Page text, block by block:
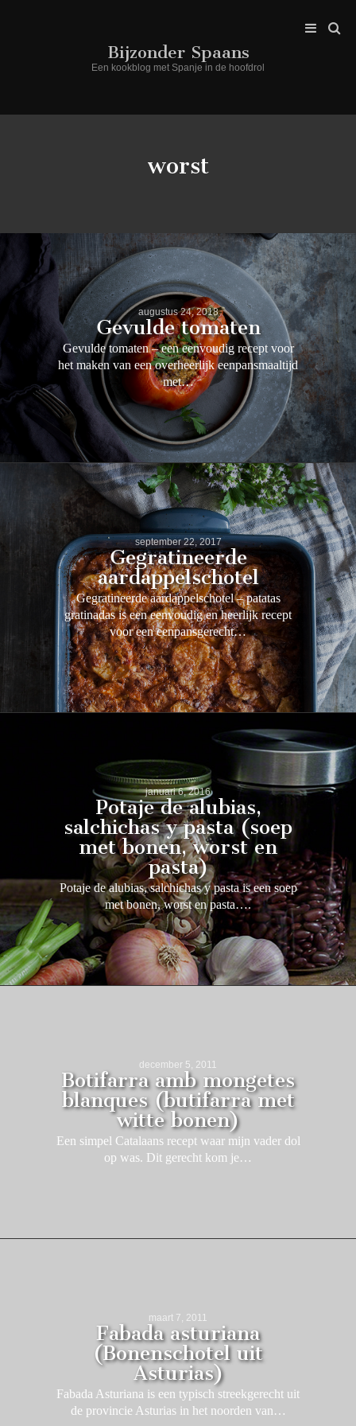
Bijzonder Spaans
Een kookblog met Spanje in de hoofdrol
worst
augustus 24, 2018
Gevulde tomaten
Gevulde tomaten – een eenvoudig recept voor
het maken van een overheerlijk eenpansmaaltijd
met…
september 22, 2017
Gegratineerde
aardappelschotel
Gegratineerde aardappelschotel – patatas
gratinadas is een eenvoudig en heerlijk recept
voor een eenpansgerecht…
januari 6, 2016
Potaje de alubias,
salchichas y pasta (soep
met bonen, worst en
pasta)
Potaje de alubias, salchichas y pasta is een soep
met bonen, worst en pasta….
december 5, 2011
Botifarra amb mongetes
blanques (butifarra met
witte bonen)
Een simpel Catalaans recept waar mijn vader dol
op was. Dit gerecht kom je…
maart 7, 2011
Fabada asturiana
(Bonenschotel uit
Asturias)
Fabada Asturiana is een typisch streekgerecht uit
de provincie Asturias in het noorden van…